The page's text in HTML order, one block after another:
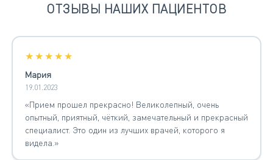
ОТЗЫВЫ НАШИХ ПАЦИЕНТОВ
★★★★★
Мария
19.01.2023
«Прием прошел прекрасно! Великолепный, очень
опытный, приятный, чёткий, замечательный и прекрасный
специалист. Это один из лучших врачей, которого я
видела.»